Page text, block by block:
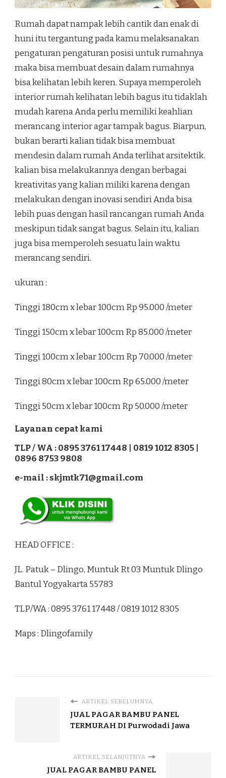
Rumah dapat nampak lebih cantik dan enak di
huni itu tergantung pada kamu melaksanakan
pengaturan pengaturan posisi untuk rumahnya
maka bisa membuat desain dalam rumahnya
bisa kelihatan lebih keren. Supaya memperoleh
interior rumah kelihatan lebih bagus itu tidaklah
mudah karena Anda perlu memiliki keahlian
merancang interior agar tampak bagus. Biarpun,
bukan berarti kalian tidak bisa membuat
mendesin dalam rumah Anda terlihat arsitektik.
kalian bisa melakukannya dengan berbagai
kreativitas yang kalian miliki karena dengan
melakukan dengan inovasi sendiri Anda bisa
lebih puas dengan hasil rancangan rumah Anda
meskipun tidak sangat bagus. Selain itu, kalian
juga bisa memperoleh sesuatu lain waktu
merancang sendiri.
ukuran :
Tinggi 180cm x lebar 100cm Rp 95.000 /meter
Tinggi 150cm x lebar 100cm Rp 85.000 /meter
Tinggi 100cm x lebar 100cm Rp 70.000 /meter
Tinggi 80cm x lebar 100cm Rp 65.000 /meter
Tinggi 50cm x lebar 100cm Rp 50.000 /meter
Layanan cepat kami
TLP / WA : 0895 3761 17448 | 0819 1012 8305 |
0896 8753 9808
e-mail : skjmtk71@gmail.com
HEAD OFFICE :
JL. Patuk – Dlingo, Muntuk Rt 03 Muntuk Dlingo
Bantul Yogyakarta 55783
TLP/WA : 0895 3761 17448 / 0819 1012 8305
Maps : Dlingofamily
ARTIKEL SEBELUMNYA
JUAL PAGAR BAMBU PANEL
TERMURAH DI Purwodadi Jawa
ARTIKEL SELANJUTNYA
JUAL PAGAR BAMBU PANEL